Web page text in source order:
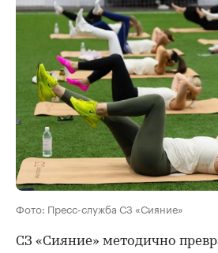
Фото: Пресс-служба СЗ «Сияние»
СЗ «Сияние» методично